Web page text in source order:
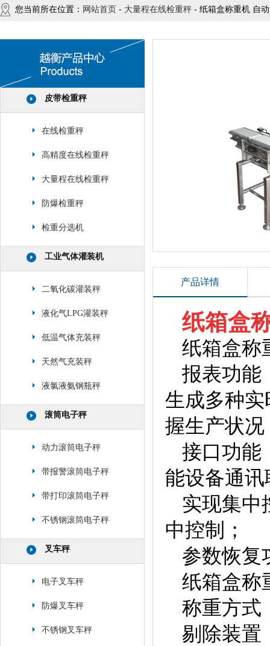
您当前所在位置： 网站首页 - 大量程在线检重秤 - 纸箱盒称重机 自
皮带检重秤
在线检重秤
高精度在线检重秤
大量程在线检重秤
防爆检重秤
检重分选机
工业气体灌装机
二氧化碳灌装秤
液化气LPG灌装秤
低温气体充装秤
天然气充装秤
液氯液氨钢瓶秤
滚筒电子秤
动力滚筒电子秤
带报警滚筒电子秤
带打印滚筒电子秤
不锈钢滚筒电子秤
叉车秤
电子叉车秤
防爆叉车秤
不锈钢叉车秤
产品详情
纸箱盒
纸箱盒称
报表功能
生成多种
握生产状况
接口功能
能设备通讯
实现集中
中控制；
参数恢复
纸箱盒称
称重方式
剔除装置